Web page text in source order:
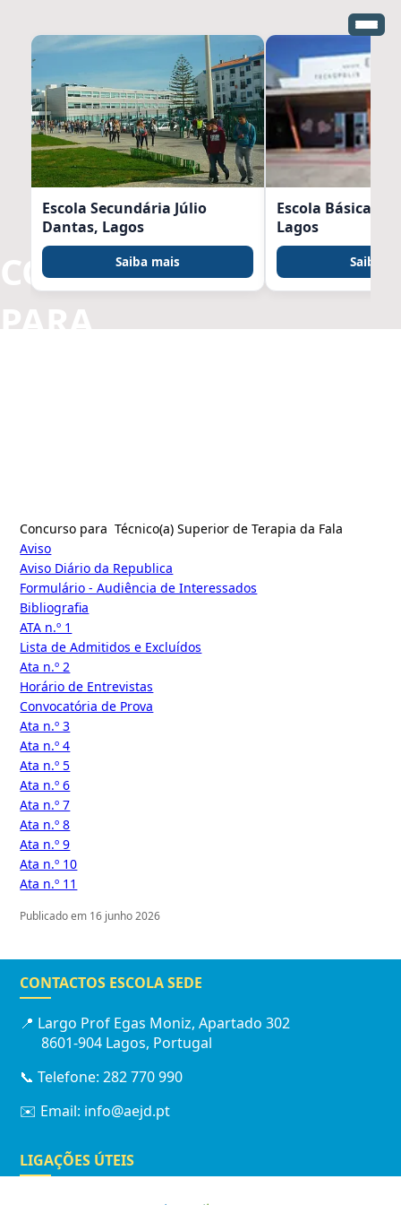
Escola Secundária Júlio
Dantas, Lagos
Saiba mais
Escola Básica
Lagos
Saiba
CONCURSO
PARA
TERAPIA
DA FALA
Publicado em 16 junho 2026
Concurso para Técnico(a) Superior de Terapia da Fala
Aviso
Aviso Diário da Republica
Formulário - Audiência de Interessados
Bibliografia
ATA n.º 1
Lista de Admitidos e Excluídos
Ata n.º 2
Horário de Entrevistas
Convocatória de Prova
Ata n.º 3
Ata n.º 4
Ata n.º 5
Ata n.º 6
Ata n.º 7
Ata n.º 8
Ata n.º 9
Ata n.º 10
Ata n.º 11
CONTACTOS ESCOLA SEDE
📍 Largo Prof Egas Moniz, Apartado 302
8601-904 Lagos, Portugal
📞 Telefone: 282 770 990
✉️ Email: info@aejd.pt
LIGAÇÕES ÚTEIS